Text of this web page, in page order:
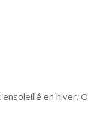
en hiver.